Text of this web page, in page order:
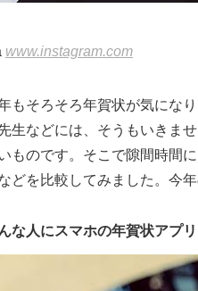
www.instagram.com
もそろそろ年賀状が気にな
生などには、そうもいきま
ものです。そこで隙間時間
どを比較してみました。今
な人にスマホの年賀状アプ